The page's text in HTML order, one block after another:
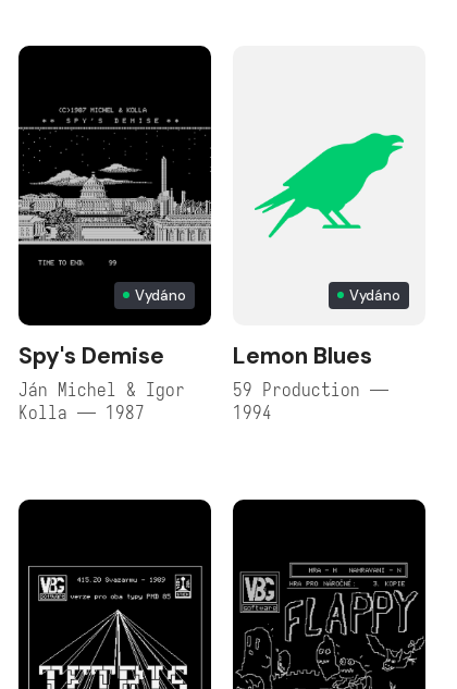
Vydáno
Spy's Demise
Ján Michel & Igor
Kolla — 1987
Vydáno
Lemon Blues
59 Production —
1994